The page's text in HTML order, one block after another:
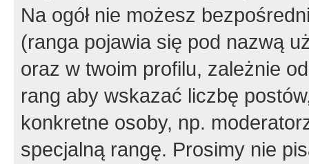
Na ogół nie możesz
(ranga pojawia się pod nazwą
oraz w twoim profilu, zależnie
rang aby wskazać liczbę
konkretne osoby, np.
specjalną rangę. Prosimy nie